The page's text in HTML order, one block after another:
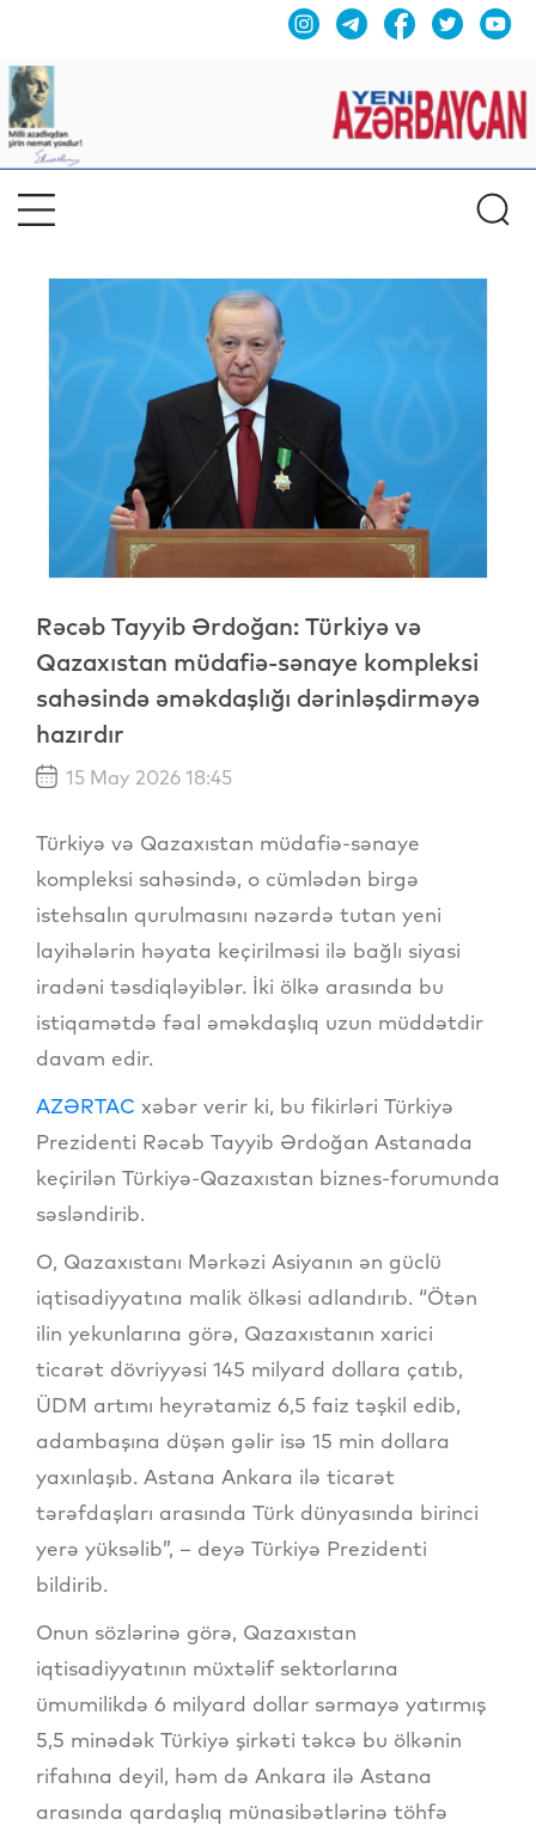
Rəcəb Tayyib Ərdoğan: Türkiyə və
Qazaxıstan müdafiə-sənaye kompleksi
sahəsində əməkdaşlığı dərinləşdirməyə
hazırdır
15 May 2026 18:45
Türkiyə və Qazaxıstan müdafiə-sənaye
kompleksi sahəsində, o cümlədən birgə
istehsalın qurulmasını nəzərdə tutan yeni
layihələrin həyata keçirilməsi ilə bağlı siyasi
iradəni təsdiqləyiblər. İki ölkə arasında bu
istiqamətdə fəal əməkdaşlıq uzun müddətdir
davam edir.
AZƏRTAC xəbər verir ki, bu fikirləri Türkiyə
Prezidenti Rəcəb Tayyib Ərdoğan Astanada
keçirilən Türkiyə-Qazaxıstan biznes-forumunda
səsləndirib.
O, Qazaxıstanı Mərkəzi Asiyanın ən güclü
iqtisadiyyatına malik ölkəsi adlandırıb. “Ötən
ilin yekunlarına görə, Qazaxıstanın xarici
ticarət dövriyyəsi 145 milyard dollara çatıb,
ÜDM artımı heyrətamiz 6,5 faiz təşkil edib,
adambaşına düşən gəlir isə 15 min dollara
yaxınlaşıb. Astana Ankara ilə ticarət
tərəfdaşları arasında Türk dünyasında birinci
yerə yüksəlib”, – deyə Türkiyə Prezidenti
bildirib.
Onun sözlərinə görə, Qazaxıstan
iqtisadiyyatının müxtəlif sektorlarına
ümumilikdə 6 milyard dollar sərmayə yatırmış
5,5 minədək Türkiyə şirkəti təkcə bu ölkənin
rifahına deyil, həm də Ankara ilə Astana
arasında qardaşlıq münasibətlərinə töhfə